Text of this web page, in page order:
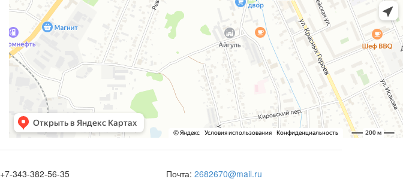
+7-343-382-56-35 Почта: 2682670@mail.ru